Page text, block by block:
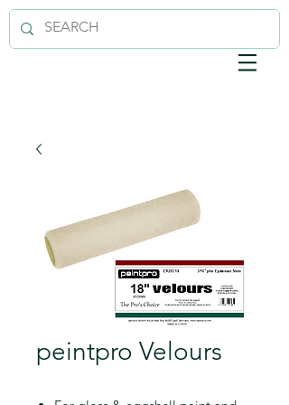
peintpro Velours